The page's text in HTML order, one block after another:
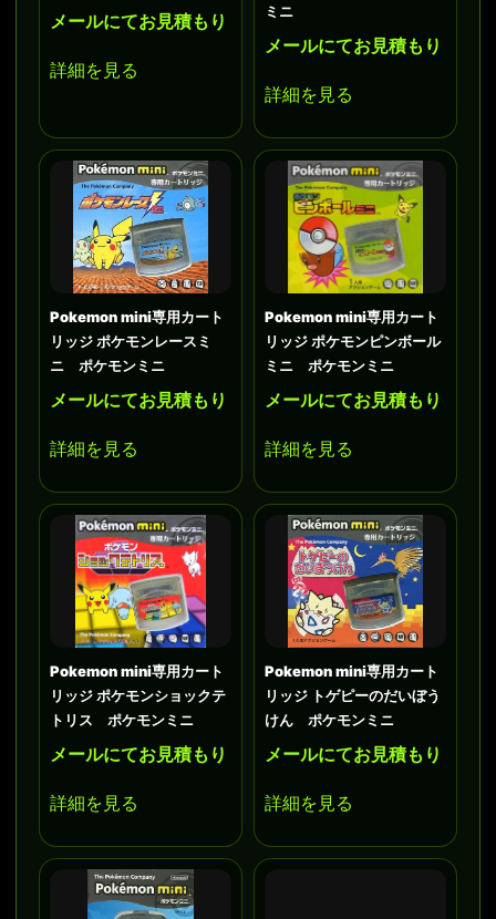
メールにてお見積もり
詳細を見る
ミニ
メールにてお見積もり
詳細を見る
Pokemon mini専用カート
リッジ ポケモンレースミ
ニ ポケモンミニ
メールにてお見積もり
詳細を見る
Pokemon mini専用カート
リッジ ポケモンピンボール
ミニ ポケモンミニ
メールにてお見積もり
詳細を見る
Pokemon mini専用カート
リッジ ポケモンショックテ
トリス ポケモンミニ
メールにてお見積もり
詳細を見る
Pokemon mini専用カート
リッジ トゲピーのだいぼう
けん ポケモンミニ
メールにてお見積もり
詳細を見る